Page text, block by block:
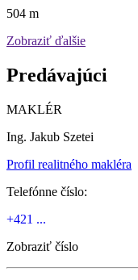
504 m
Zobraziť ďalšie
Predávajúci
MAKLÉR
Ing. Jakub Szetei
Profil realitného makléra
Telefónne číslo:
+421 ...
Zobraziť číslo